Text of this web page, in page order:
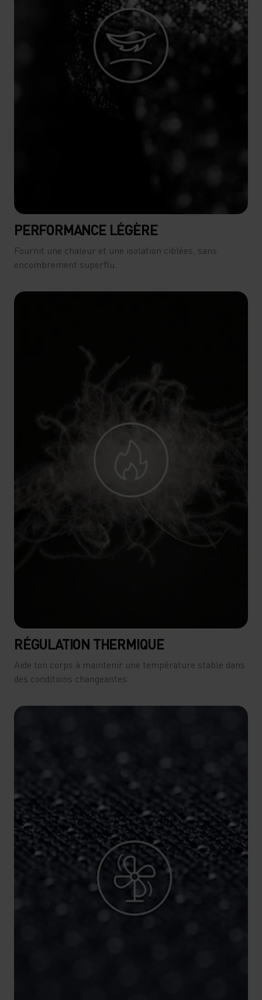
PERFORMANCE LÉGÈRE
Fournit une chaleur et une isolation ciblées, sans
encombrement superflu.
RÉGULATION THERMIQUE
Aide ton corps à maintenir une température stable dans
des conditions changeantes.